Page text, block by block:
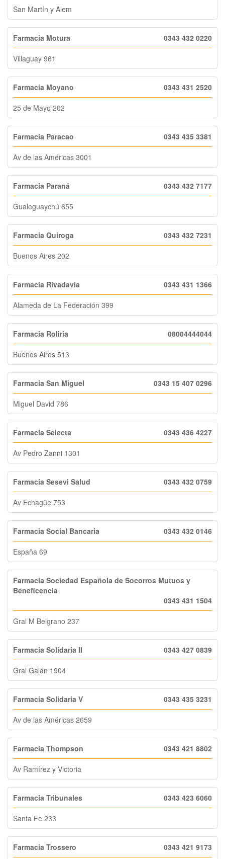
San Martín y Alem
Farmacia Motura 0343 432 0220
Villaguay 961
Farmacia Moyano 0343 431 2520
25 de Mayo 202
Farmacia Paracao 0343 435 3381
Av de las Américas 3001
Farmacia Paraná 0343 432 7177
Gualeguaychú 655
Farmacia Quiroga 0343 432 7231
Buenos Aires 202
Farmacia Rivadavia 0343 431 1366
Alameda de La Federación 399
Farmacia Roliria 08004444044
Buenos Aires 513
Farmacia San Miguel 0343 15 407 0296
Miguel David 786
Farmacia Selecta 0343 436 4227
Av Pedro Zanni 1301
Farmacia Sesevi Salud 0343 432 0759
Av Echagüe 753
Farmacia Social Bancaria 0343 432 0146
España 69
Farmacia Sociedad Española de Socorros Mutuos y
Beneficencia
0343 431 1504
Gral M Belgrano 237
Farmacia Solidaria II 0343 427 0839
Gral Galán 1904
Farmacia Solidaria V 0343 435 3231
Av de las Américas 2659
Farmacia Thompson 0343 421 8802
Av Ramírez y Victoria
Farmacia Tribunales 0343 423 6060
Santa Fe 233
Farmacia Trossero 0343 421 9173